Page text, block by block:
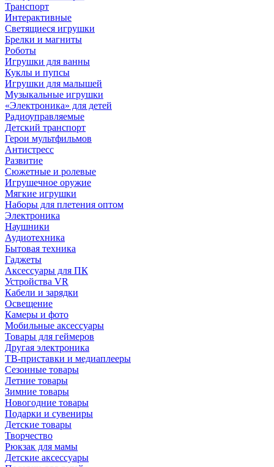
Транспорт
Интерактивные
Светящиеся игрушки
Брелки и магниты
Роботы
Игрушки для ванны
Куклы и пупсы
Игрушки для малышей
Музыкальные игрушки
«Электроника» для детей
Радиоуправляемые
Детский транспорт
Герои мультфильмов
Антистресс
Развитие
Сюжетные и ролевые
Игрушечное оружие
Мягкие игрушки
Наборы для плетения оптом
Электроника
Наушники
Аудиотехника
Бытовая техника
Гаджеты
Аксессуары для ПК
Устройства VR
Кабели и зарядки
Освещение
Камеры и фото
Мобильные аксессуары
Товары для геймеров
Другая электроника
ТВ-приставки и медиаплееры
Сезонные товары
Летние товары
Зимние товары
Новогодние товары
Подарки и сувениры
Детские товары
Творчество
Рюкзак для мамы
Детские аксессуары